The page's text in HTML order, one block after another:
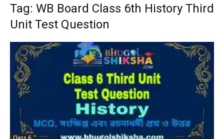
Tag: WB Board Class 6th History Third
Unit Test Question